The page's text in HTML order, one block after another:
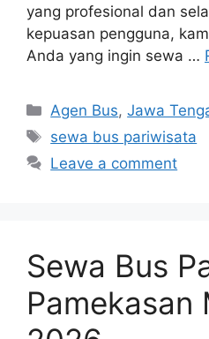
yang profesional dan
kepuasan pengguna,
Anda yang ingin sewa …
Categories
Agen Bus,Jawa
Tags
sewa bus pariwisata
Leave a comment
Sewa Bus
Pamekasan